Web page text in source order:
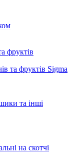
фруктів
та фруктів Sigma
та інші
на скотчі